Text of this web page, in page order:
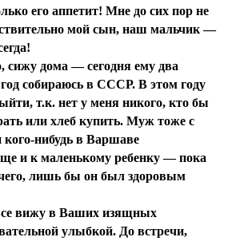
его аппетит! Мне до сих пор не
мой сын, наш мальчик —
сижу дома — сегодня ему два
собираюсь в СССР. В этом году
т.к. нет у меня никого, кто бы
или хлеб купить. Муж тоже с
кого-нибудь в Варшаве
и к маленькому ребенку — пока
лишь бы он был здоровым
вижу в Ваших изящных
улыбкой. До встречи,